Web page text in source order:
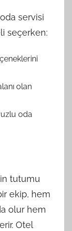
servisi
seçerken:
olan
oda
tutumu
ekip, hem
olur hem
Otel